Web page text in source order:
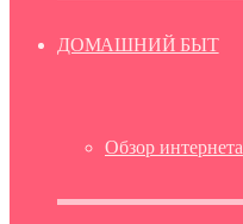
ДОМАШНИЙ БЫТ
Обзор интернета